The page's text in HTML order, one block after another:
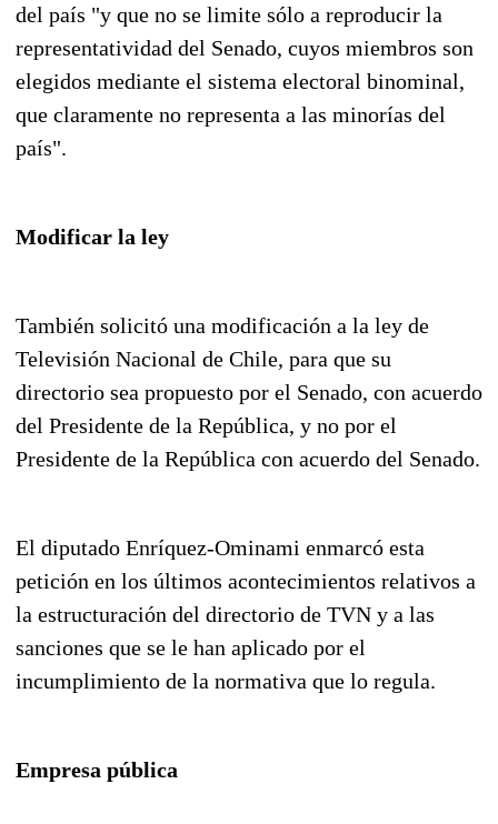
del país "y que no se limite sólo a reproducir la
representatividad del Senado, cuyos miembros son
elegidos mediante el sistema electoral binominal,
que claramente no representa a las minorías del
país".
Modificar la ley
También solicitó una modificación a la ley de
Televisión Nacional de Chile, para que su
directorio sea propuesto por el Senado, con acuerdo
del Presidente de la República, y no por el
Presidente de la República con acuerdo del Senado.
El diputado Enríquez-Ominami enmarcó esta
petición en los últimos acontecimientos relativos a
la estructuración del directorio de TVN y a las
sanciones que se le han aplicado por el
incumplimiento de la normativa que lo regula.
Empresa pública